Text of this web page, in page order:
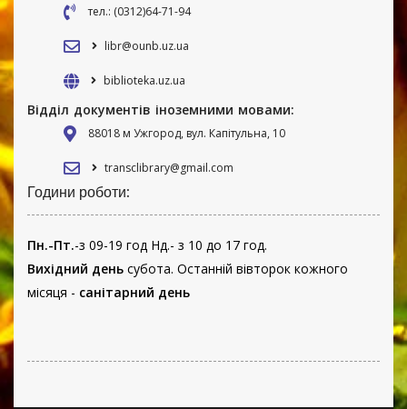
тел.: (0312)64-71-94
libr@ounb.uz.ua
biblioteka.uz.ua
Відділ документів іноземними мовами:
88018 м Ужгород, вул. Капітульна, 10
transclibrary@gmail.com
Години роботи:
Пн.-Пт.-з 09-19 год Нд.- з 10 до 17 год.
Вихідний день субота. Останній вівторок кожного
місяця - санітарний день